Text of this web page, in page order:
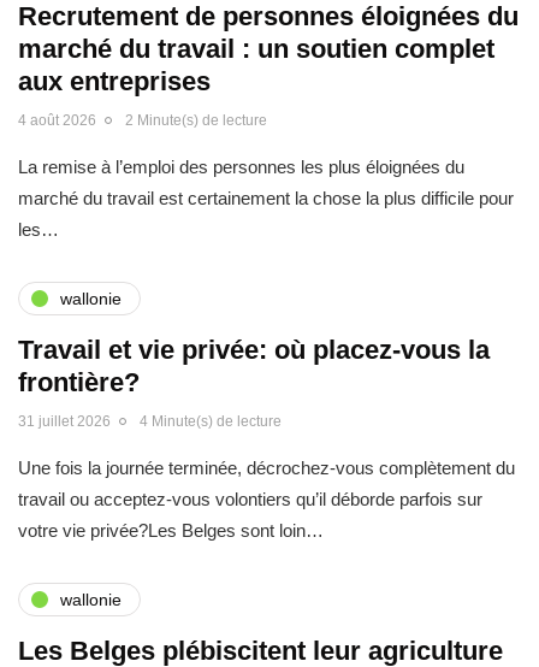
Recrutement de personnes éloignées du
marché du travail : un soutien complet
aux entreprises
4 août 2026 2 Minute(s) de lecture
La remise à l’emploi des personnes les plus éloignées du
marché du travail est certainement la chose la plus difficile pour
les…
wallonie
Travail et vie privée: où placez-vous la
frontière?
31 juillet 2026 4 Minute(s) de lecture
Une fois la journée terminée, décrochez-vous complètement du
travail ou acceptez-vous volontiers qu’il déborde parfois sur
votre vie privée?Les Belges sont loin…
wallonie
Les Belges plébiscitent leur agriculture